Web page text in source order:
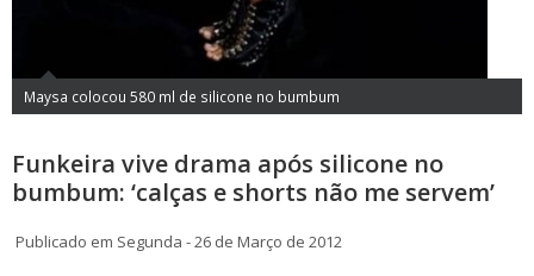
Maysa colocou 580 ml de silicone no bumbum
Funkeira vive drama após silicone no
bumbum: ‘calças e shorts não me servem’
Publicado em Segunda - 26 de Março de 2012